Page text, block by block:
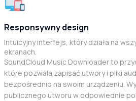
Responsywny design
Intuicyjny interfejs, który działa na
ekranach.
SoundCloud Music Downloader to
które pozwala zapisać utwory i pliki
bezpośrednio na swoim urządzeniu.
publicznego utworu w odpowiednie